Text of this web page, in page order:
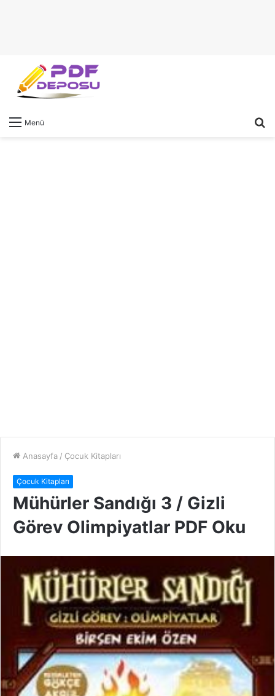
Menü
Anasayfa / Çocuk Kitapları
Çocuk Kitapları
Mühürler Sandığı 3 / Gizli
Görev Olimpiyatlar PDF Oku